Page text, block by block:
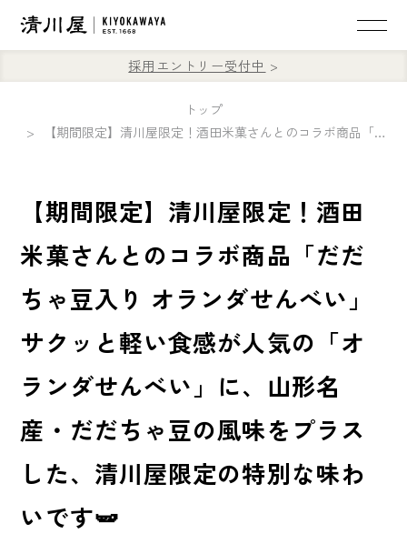
採用エントリー受付中
トップ
【期間限定】清川屋限定！酒田米菓さんとのコラボ商品「だだちゃ豆入り オランダせんべい」サクッと軽い食感が人気の「オランダせんべい」に、山形名産・だだちゃ豆の風味をプラスした、清川屋限定の特別な味わいです🫛
【期間限定】清川屋限定！酒田
米菓さんとのコラボ商品「だだ
ちゃ豆入り オランダせんべい」
サクッと軽い食感が人気の「オ
ランダせんべい」に、山形名
産・だだちゃ豆の風味をプラス
した、清川屋限定の特別な味わ
いです🫛